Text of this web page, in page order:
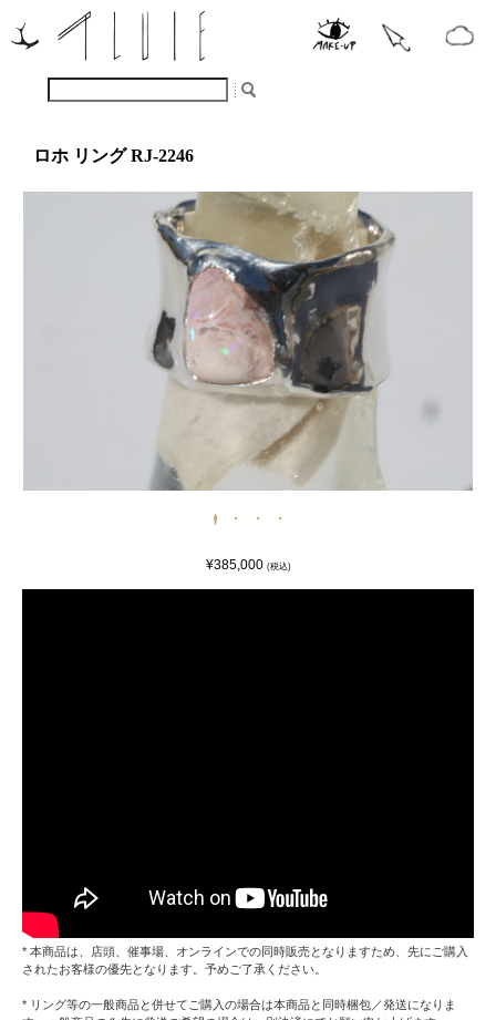
ロホ リング RJ-2246
¥385,000 (税込)
* 本商品は、店頭、催事場、オンラインでの同時販売となりますため、先にご購入
されたお客様の優先となります。予めご了承ください。
* リング等の一般商品と併せてご購入の場合は本商品と同時梱包／発送になりま